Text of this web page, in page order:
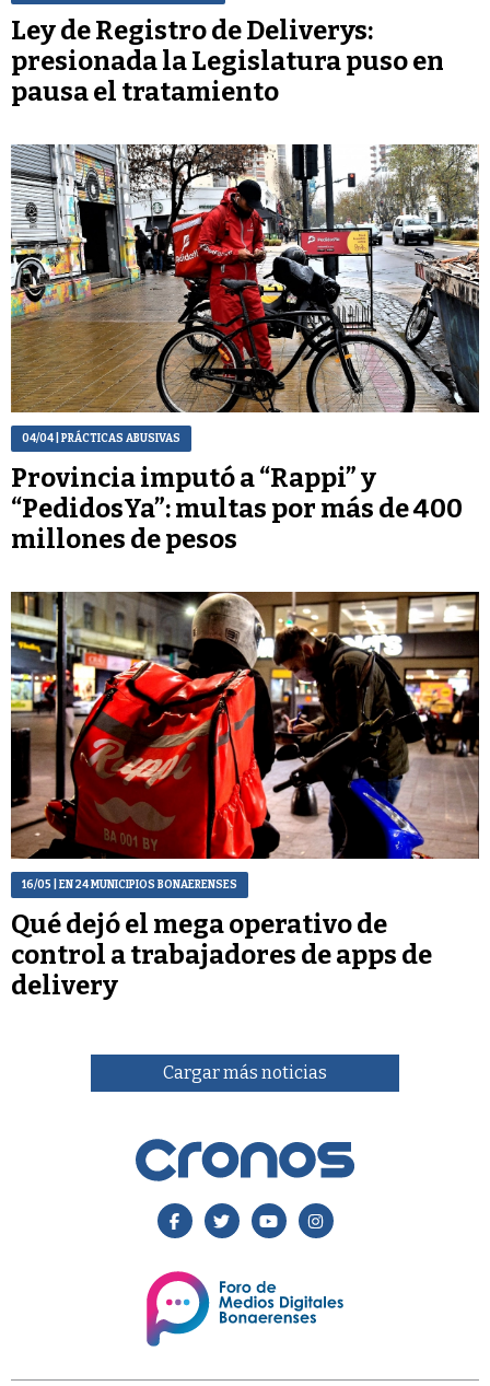
Ley de Registro de Deliverys:
presionada la Legislatura puso en
pausa el tratamiento
04/04| PRÁCTICAS ABUSIVAS
Provincia imputó a “Rappi” y
“PedidosYa”: multas por más de 400
millones de pesos
16/05 | EN 24 MUNICIPIOS BONAERENSES
Qué dejó el mega operativo de
control a trabajadores de apps de
delivery
Cargar más noticias